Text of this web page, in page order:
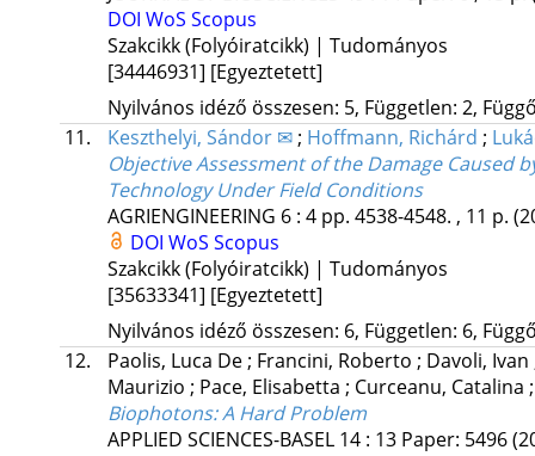
DOI WoS Scopus
Szakcikk (Folyóiratcikk) | Tudományos
[34446931] [Egyeztetett]
Nyilvános idéző összesen: 5, Független: 2,
11.
Keszthelyi, Sándor ✉; Hoffmann, Richárd ;
Objective Assessment of the Damage Caused
Technology Under Field Conditions
AGRIENGINEERING 6: 4 pp. 4538-4548. , 11 p.
DOI WoS Scopus
Szakcikk (Folyóiratcikk) | Tudományos
[35633341] [Egyeztetett]
Nyilvános idéző összesen: 6, Független: 6,
12.
Paolis, Luca De; Francini, Roberto ; Davoli, Ivan
Maurizio ; Pace, Elisabetta ; Curceanu, Catalina
Biophotons: A Hard Problem
APPLIED SCIENCES-BASEL 14: 13 Paper: 5496